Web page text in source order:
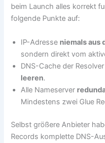
beim Launch alles korrekt
folgende Punkte auf:
IP-Adresse niemals aus
sondern direkt vom
DNS-Cache der
leeren.
Alle Nameserver
Mindestens zwei Glue
Selbst größere Anbieter
Records komplette DNS-